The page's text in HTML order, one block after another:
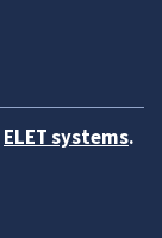
ELET systems.